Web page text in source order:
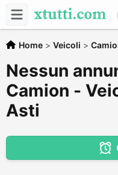
Home > Veicoli >
Nessun
Camion -
Asti